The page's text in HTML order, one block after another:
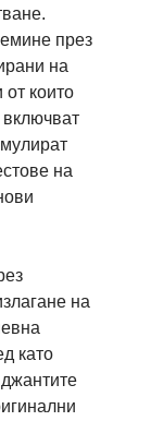
през
на
от които
на
на
като